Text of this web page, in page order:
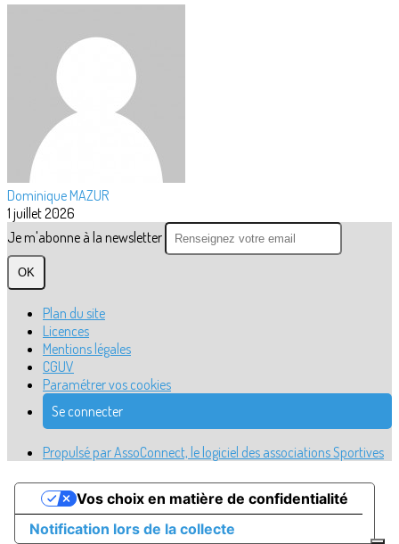
Dominique MAZUR
1 juillet 2026
Je m'abonne à la newsletter
OK
Plan du site
Licences
Mentions légales
CGUV
Paramétrer vos cookies
Se connecter
Propulsé par AssoConnect, le logiciel des associations Sportives
Notification lors de la collecte
Vos choix en matière de confidentialité